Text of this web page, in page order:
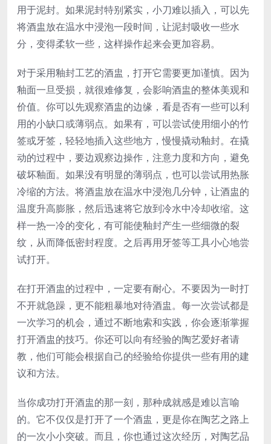
用于泥封。如果泥封特别紧实，小刀难以插入，可以先
将酒盅放在温水中浸泡一段时间，让泥封吸收一些水
分，变得柔软一些，这样操作起来会更加容易。
对于采用釉封工艺的酒盅，打开它需要更加谨慎。因为
釉面一旦受损，就很难修复，会影响酒盅的整体美观和
价值。你可以先观察酒盅的边缘，看是否有一些可以利
用的小缺口或薄弱点。如果有，可以尝试使用细小的竹
签或牙签，轻轻地插入这些地方，慢慢撬动釉封。在撬
动的过程中，要边观察边操作，注意力度和方向，避免
破坏釉面。如果没有明显的薄弱点，也可以尝试用热胀
冷缩的方法。将酒盅放在温水中浸泡几分钟，让酒盅的
温度升高膨胀，然后迅速将它放到冷水中冷却收缩。这
样一热一冷的变化，有可能使釉封产生一些细微的裂
纹，从而降低密封程度。之后再用牙签等工具小心地尝
试打开。
在打开酒盅的过程中，一定要有耐心。不要因为一时打
不开就急躁，更不能粗暴地对待酒盅。每一次尝试都是
一次学习的机会，通过不断地索和实践，你会逐渐掌握
打开酒盅的技巧。你还可以向有经验的陶艺爱好者请
教，他们可能会根据自己的经验给你提供一些有用的建
议和方法。
当你成功打开酒盅的那一刻，那种成就感是难以言喻
的。它不仅仅是打开了一个酒盅，更是你在陶艺之路上
的一次小小突破。而且，你也通过这次经历，对陶艺品